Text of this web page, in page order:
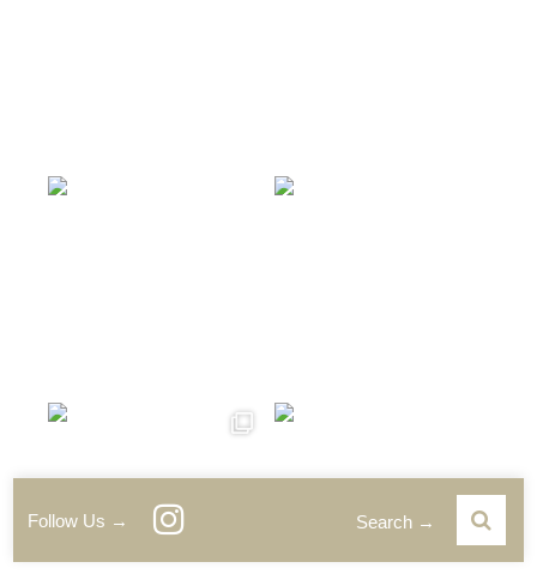
Follow Us → Search →